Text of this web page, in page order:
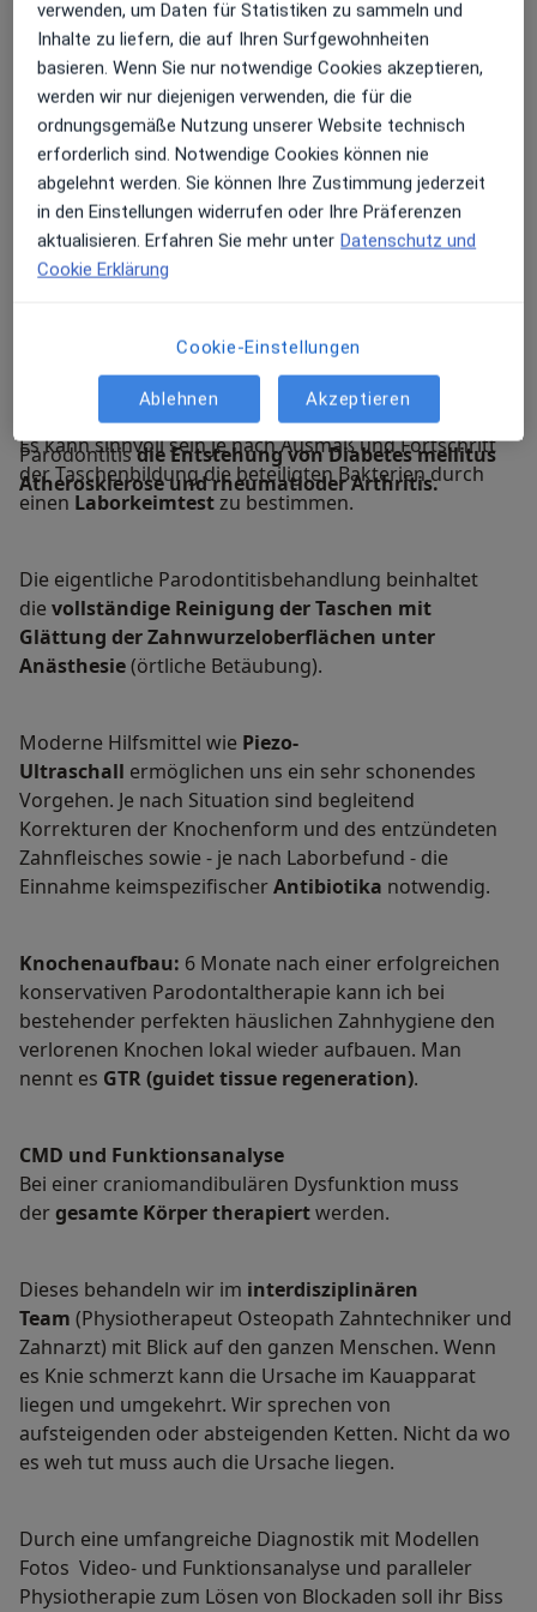
Parodontologie CMD und Implantologie liegen mir
besonders am Herzen. Sie möchten mehr erfahren
und unsere Zahnarztpraxis in Radolfzell besuchen? Ich
und mein Team freuen uns auf Sie!
Parodontologie
Neben Karies spielt die Parodontitis = Entzündung des
Zahnhalteapparates eine in der Häufigkeit
zunehmende Rolle in der modernen Zahnmedizin.
Erkrankung die die Gewebestrukturen um die Zähne
herum betrifft (Zahnfleisch Zahnhaltefasern Knochen)
schleichende und schmerzfreie
Entstehung.Weiterhin begünstigt die
Parodontitisdie Entstehung von Diabetes mellitus
Atherosklerose und rheumatioder Arthritis.
Es kann sinnvoll sein je nach Ausmaß und Fortschritt
der Taschenbildung die beteiligten Bakterien durch
einen Laborkeimtestzu bestimmen.
Die eigentliche Parodontitisbehandlung beinhaltet
die vollständige Reinigung der Taschen mit
Glättung der Zahnwurzeloberflächen unter
Anästhesie(örtliche Betäubung).
Moderne Hilfsmittel wie Piezo-
Ultraschall ermöglichen uns ein sehr schonendes
Vorgehen. Je nach Situation sind begleitend
Korrekturen der Knochenform und des entzündeten
Zahnfleisches sowie - je nach Laborbefund - die
Einnahme keimspezifischerAntibiotika notwendig.
Knochenaufbau: 6 Monate nach einer erfolgreichen
konservativen Parodontaltherapie kann ich bei
bestehender perfekten häuslichen Zahnhygiene den
verlorenen Knochen lokal wieder aufbauen. Man
nennt es GTR (guidet tissue regeneration).
CMD und Funktionsanalyse
Bei einer craniomandibulären Dysfunktion muss
dergesamte Körper therapiertwerden.
Dieses behandeln wir im interdisziplinären
Team (Physiotherapeut Osteopath Zahntechniker und
Zahnarzt) mit Blick auf den ganzen Menschen. Wenn
es Knie schmerzt kann die Ursache im Kauapparat
liegen und umgekehrt. Wir sprechen von
aufsteigenden oder absteigenden Ketten. Nicht da wo
es weh tut muss auch die Ursache liegen.
Durch eine umfangreiche Diagnostik mit Modellen
Fotos Video- und Funktionsanalyse und paralleler
Physiotherapie zum Lösen von Blockaden soll ihr Biss
verwenden, um Daten für Statistiken zu sammeln und
Inhalte zu liefern, die auf Ihren Surfgewohnheiten
basieren. Wenn Sie nur notwendige Cookies akzeptieren,
werden wir nur diejenigen verwenden, die für die
ordnungsgemäße Nutzung unserer Website technisch
erforderlich sind. Notwendige Cookies können nie
abgelehnt werden. Sie können Ihre Zustimmung jederzeit
in den Einstellungen widerrufen oder Ihre Präferenzen
aktualisieren. Erfahren Sie mehr unter Datenschutz und
Cookie Erklärung
Cookie-Einstellungen
Ablehnen Akzeptieren